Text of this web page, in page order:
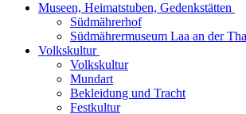
Museen, Heimatstuben, Gedenkstätten
Südmährerhof
Südmährermuseum Laa an der
Volkskultur
Volkskultur
Mundart
Bekleidung und Tracht
Festkultur